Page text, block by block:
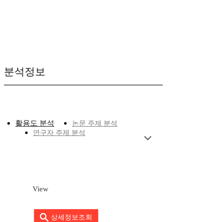
분석정보
활용도 분석
논문 주제 분석
연구자 주제 분석
View
상세정보조회